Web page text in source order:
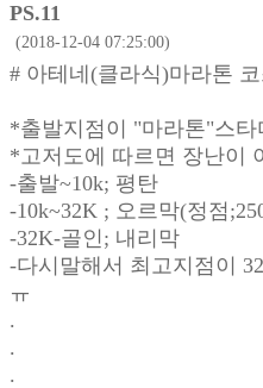
PS.11
(2018-12-04 07:25:00)
# 아테네(클라식)마라톤
*출발지점이 "마라톤"스타
*고저도에 따르면 장난이
-출발~10k; 평탄
-10k~32K ; 오르막(정점
-32K-골인; 내리막
-다시말해서 최고지점이
ㅠ
.
.
.